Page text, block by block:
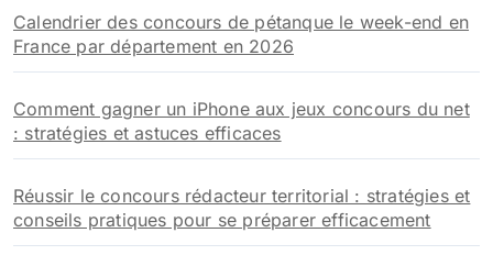
Calendrier des concours de pétanque le week-end en
France par département en 2026
Comment gagner un iPhone aux jeux concours du net
: stratégies et astuces efficaces
Réussir le concours rédacteur territorial : stratégies et
conseils pratiques pour se préparer efficacement